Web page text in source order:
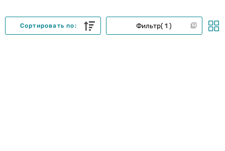
Фильтр 1
Сортировать по: